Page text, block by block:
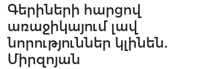
Գերիների հարցով
առաջիկայում լավ
նորություններ կլինեն.
Միրզոյան